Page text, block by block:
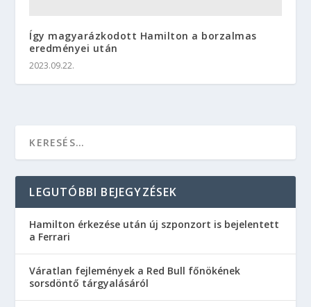
Így magyarázkodott Hamilton a borzalmas
eredményei után
2023.09.22.
LEGUTÓBBI BEJEGYZÉSEK
Hamilton érkezése után új szponzort is bejelentett
a Ferrari
Váratlan fejlemények a Red Bull főnökének
sorsdöntő tárgyalásáról